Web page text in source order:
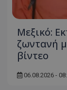
Μεξικό:
ζωντανή
βίντεο
06.08.2026 -